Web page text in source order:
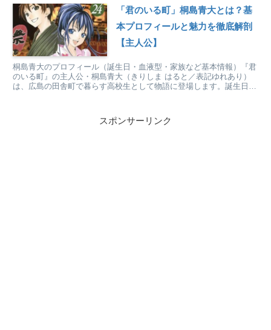
「君のいる町」桐島青大とは？基
本プロフィールと魅力を徹底解剖
【主人公】
桐島青大のプロフィール（誕生日・血液型・家族など基本情報）『君
のいる町』の主人公・桐島青大（きりしま はると／表記ゆれあり）
は、広島の田舎町で暮らす高校生として物語に登場します。誕生日は
スポンサーリンク